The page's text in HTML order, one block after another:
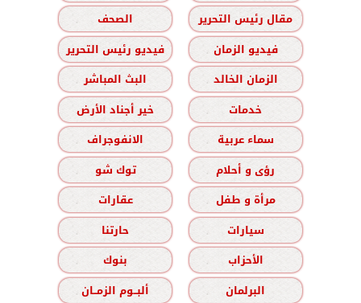
مقال رئيس التحرير
الصحف
فيديو الزمان
فيديو رئيس التحرير
الزمان الخالد
البث المباشر
خدمات
خير أجناد الأرض
سماء عربية
الانفوجراف
رؤى و أحلام
توك شو
مرأة و طفل
عقارات
سيارات
حارتنا
الأحزاب
بنوك
البرلمان
ألبــوم الزمــان